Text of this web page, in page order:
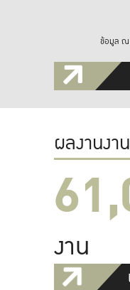
ข้อมูล ณ
ผลงานงา
งาน